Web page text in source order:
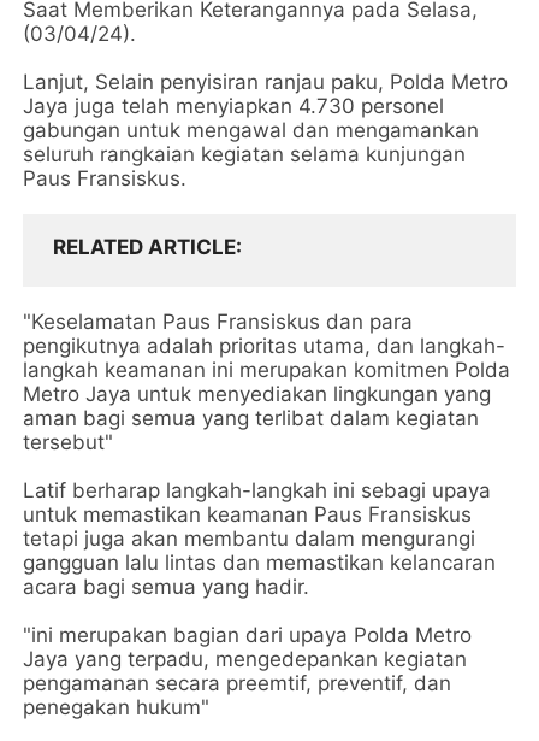
Saat Memberikan Keterangannya pada Selasa,
(03/04/24).
Lanjut, Selain penyisiran ranjau paku, Polda Metro
Jaya juga telah menyiapkan 4.730 personel
gabungan untuk mengawal dan mengamankan
seluruh rangkaian kegiatan selama kunjungan
Paus Fransiskus.
RELATED ARTICLE
"Keselamatan Paus Fransiskus dan para
pengikutnya adalah prioritas utama, dan langkah-
langkah keamanan ini merupakan komitmen Polda
Metro Jaya untuk menyediakan lingkungan yang
aman bagi semua yang terlibat dalam kegiatan
tersebut"
Latif berharap langkah-langkah ini sebagi upaya
untuk memastikan keamanan Paus Fransiskus
tetapi juga akan membantu dalam mengurangi
gangguan lalu lintas dan memastikan kelancaran
acara bagi semua yang hadir.
"ini merupakan bagian dari upaya Polda Metro
Jaya yang terpadu, mengedepankan kegiatan
pengamanan secara preemtif, preventif, dan
penegakan hukum"